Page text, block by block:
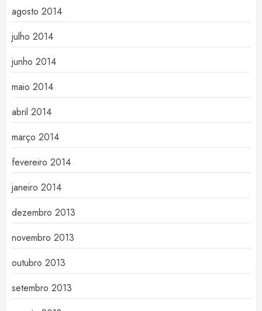
agosto 2014
julho 2014
junho 2014
maio 2014
abril 2014
março 2014
fevereiro 2014
janeiro 2014
dezembro 2013
novembro 2013
outubro 2013
setembro 2013